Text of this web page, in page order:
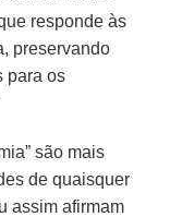
responde às
preservando
para os
são mais
de quaisquer
assim afirmam